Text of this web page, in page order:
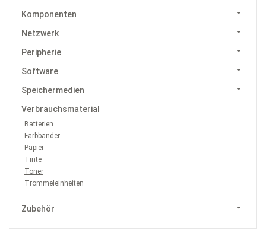
Komponenten
Netzwerk
Peripherie
Software
Speichermedien
Verbrauchsmaterial
Batterien
Farbbänder
Papier
Tinte
Toner
Trommeleinheiten
Zubehör